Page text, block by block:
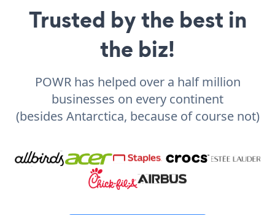
Trusted by the best in
the biz!
POWR has helped over a half million
businesses on every continent
(besides Antarctica, because of course not)